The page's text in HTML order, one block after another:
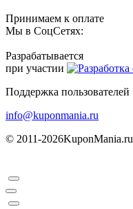
Принимаем к оплате
Мы в СоцСетях:
Разрабатывается
при участии
Поддержка пользователей
info@kuponmania.ru
© 2011-2026KuponMania.ru